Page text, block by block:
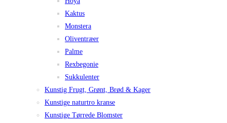
Kaktus
Monstera
Oliventræer
Palme
Rexbegonie
Sukkulenter
Kunstig Frugt, Grønt, Brød & Kager
Kunstige naturtro kranse
Kunstige Tørrede Blomster